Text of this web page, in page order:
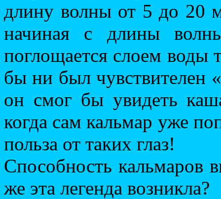
длину волны от 5 до 20
начиная с длины
поглощается слоем воды
бы ни был чувствителен
он смог бы увидеть
когда сам кальмар уже
польза от таких глаз!
Способность кальмаров
же эта легенда возникла?